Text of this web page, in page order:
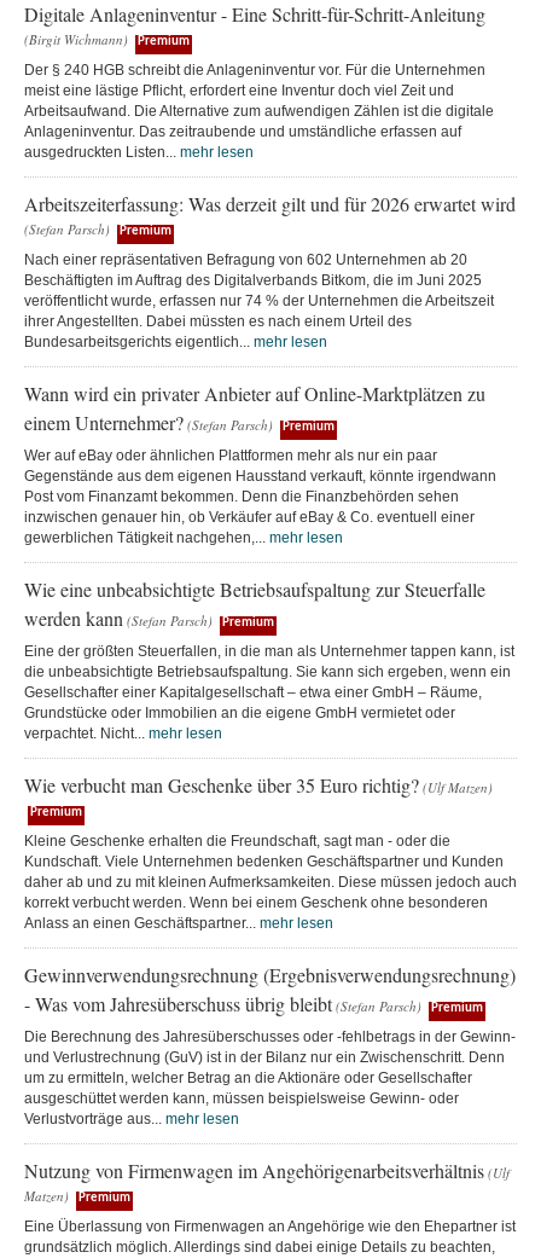
Digitale Anlageninventur - Eine Schritt-für-Schritt-Anleitung
(Birgit Wichmann) Premium
Der § 240 HGB schreibt die Anlageninventur vor. Für die Unternehmen
meist eine lästige Pflicht, erfordert eine Inventur doch viel Zeit und
Arbeitsaufwand. Die Alternative zum aufwendigen Zählen ist die digitale
Anlageninventur. Das zeitraubende und umständliche erfassen auf
ausgedruckten Listen... mehr lesen
Arbeitszeiterfassung: Was derzeit gilt und für 2026 erwartet wird
(Stefan Parsch) Premium
Nach einer repräsentativen Befragung von 602 Unternehmen ab 20
Beschäftigten im Auftrag des Digitalverbands Bitkom, die im Juni 2025
veröffentlicht wurde, erfassen nur 74 % der Unternehmen die Arbeitszeit
ihrer Angestellten. Dabei müssten es nach einem Urteil des
Bundesarbeitsgerichts eigentlich... mehr lesen
Wann wird ein privater Anbieter auf Online-Marktplätzen zu
einem Unternehmer? (Stefan Parsch) Premium
Wer auf eBay oder ähnlichen Plattformen mehr als nur ein paar
Gegenstände aus dem eigenen Hausstand verkauft, könnte irgendwann
Post vom Finanzamt bekommen. Denn die Finanzbehörden sehen
inzwischen genauer hin, ob Verkäufer auf eBay & Co. eventuell einer
gewerblichen Tätigkeit nachgehen,... mehr lesen
Wie eine unbeabsichtigte Betriebsaufspaltung zur Steuerfalle
werden kann (Stefan Parsch) Premium
Eine der größten Steuerfallen, in die man als Unternehmer tappen kann, ist
die unbeabsichtigte Betriebsaufspaltung. Sie kann sich ergeben, wenn ein
Gesellschafter einer Kapitalgesellschaft – etwa einer GmbH – Räume,
Grundstücke oder Immobilien an die eigene GmbH vermietet oder
verpachtet. Nicht... mehr lesen
Wie verbucht man Geschenke über 35 Euro richtig? (Ulf Matzen)
Premium
Kleine Geschenke erhalten die Freundschaft, sagt man - oder die
Kundschaft. Viele Unternehmen bedenken Geschäftspartner und Kunden
daher ab und zu mit kleinen Aufmerksamkeiten. Diese müssen jedoch auch
korrekt verbucht werden. Wenn bei einem Geschenk ohne besonderen
Anlass an einen Geschäftspartner... mehr lesen
Gewinnverwendungsrechnung (Ergebnisverwendungsrechnung)
- Was vom Jahresüberschuss übrig bleibt (Stefan Parsch) Premium
Die Berechnung des Jahresüberschusses oder -fehlbetrags in der Gewinn-
und Verlustrechnung (GuV) ist in der Bilanz nur ein Zwischenschritt. Denn
um zu ermitteln, welcher Betrag an die Aktionäre oder Gesellschafter
ausgeschüttet werden kann, müssen beispielsweise Gewinn- oder
Verlustvorträge aus... mehr lesen
Nutzung von Firmenwagen im Angehörigenarbeitsverhältnis (Ulf
Matzen)
Premium
Eine Überlassung von Firmenwagen an Angehörige wie den Ehepartner ist
grundsätzlich möglich. Allerdings sind dabei einige Details zu beachten,